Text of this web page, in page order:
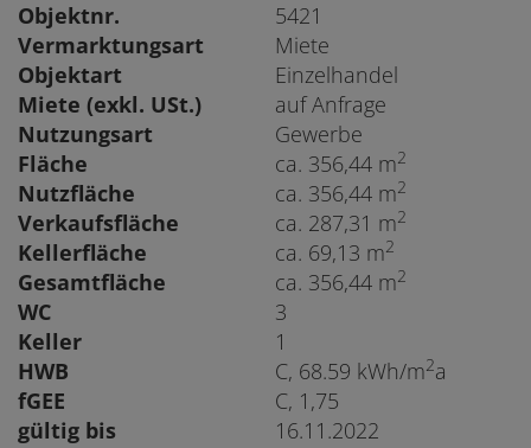
Objektnr.
5421
Vermarktungsart
Miete
Objektart
Einzelhandel
Miete (exkl. USt.)
auf Anfrage
Nutzungsart
Gewerbe
Fläche
ca. 356,44 m2
Nutzfläche ca. 356,44 m2
Verkaufsfläche ca. 287,31 m2
Kellerfläche ca. 69,13 m2
Gesamtfläche ca. 356,44 m2
WC
3
Keller
1
HWB
C, 68.59 kWh/m2a
fGEE
C, 1,75
gültig bis
16.11.2022